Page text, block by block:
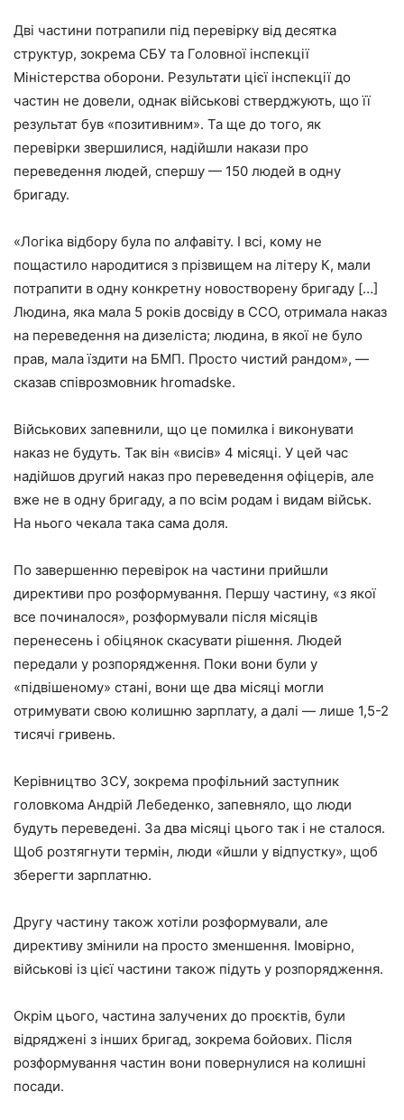
Дві частини потрапили під перевірку від десятка
структур, зокрема СБУ та Головної інспекції
Міністерства оборони. Результати цієї інспекції до
частин не довели, однак військові стверджують, що її
результат був «позитивним». Та ще до того, як
перевірки звершилися, надійшли накази про
переведення людей, спершу — 150 людей в одну
бригаду.
«Логіка відбору була по алфавіту. І всі, кому не
пощастило народитися з прізвищем на літеру К, мали
потрапити в одну конкретну новостворену бригаду […]
Людина, яка мала 5 років досвіду в ССО, отримала наказ
на переведення на дизеліста; людина, в якої не було
прав, мала їздити на БМП. Просто чистий рандом», —
сказав співрозмовник hromadske.
Військових запевнили, що це помилка і виконувати
наказ не будуть. Так він «висів» 4 місяці. У цей час
надійшов другий наказ про переведення офіцерів, але
вже не в одну бригаду, а по всім родам і видам військ.
На нього чекала така сама доля.
По завершенню перевірок на частини прийшли
директиви про розформування. Першу частину, «з якої
все починалося», розформували після місяців
перенесень і обіцянок скасувати рішення. Людей
передали у розпорядження. Поки вони були у
«підвішеному» стані, вони ще два місяці могли
отримувати свою колишню зарплату, а далі — лише 1,5-2
тисячі гривень.
Керівництво ЗСУ, зокрема профільний заступник
головкома Андрій Лебеденко, запевняло, що люди
будуть переведені. За два місяці цього так і не сталося.
Щоб розтягнути термін, люди «йшли у відпустку», щоб
зберегти зарплатню.
Другу частину також хотіли розформували, але
директиву змінили на просто зменшення. Імовірно,
військові із цієї частини також підуть у розпорядження.
Окрім цього, частина залучених до проєктів, були
відряджені з інших бригад, зокрема бойових. Після
розформування частин вони повернулися на колишні
посади.